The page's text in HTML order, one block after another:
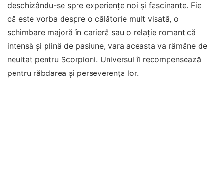
deschizându-se spre experiențe noi și fascinante. Fie
că este vorba despre o călătorie mult visată, o
schimbare majoră în carieră sau o relație romantică
intensă și plină de pasiune, vara aceasta va rămâne de
neuitat pentru Scorpioni. Universul îi recompensează
pentru răbdarea și perseverența lor.